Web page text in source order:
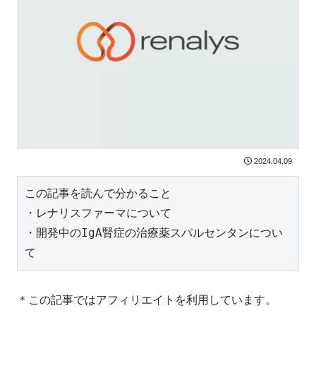
2024.04.09
この記事を読んで分かること
・レナリスファーマについて
・開発中のIgA腎症の治療薬スパルセンタンについ
て
＊この記事ではアフィリエイトを利用しています。